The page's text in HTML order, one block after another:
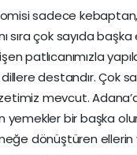
sadece
sıra çok sayıda
patlıcanımızla
destandır. Çok
mevcut.
yemekler bir başka
dönüştüren